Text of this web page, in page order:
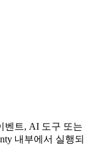
벤트, AI 도구 또는
내부에서 실행되